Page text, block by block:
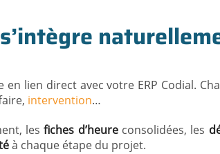
lien direct avec votre ERP Codial.
intervention…
lesfiches d’heureconsolidées, les
à chaque étape du projet.